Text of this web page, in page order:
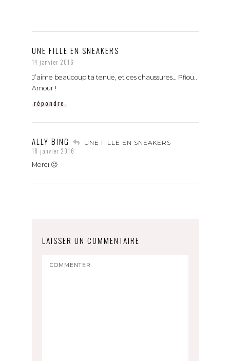
UNE FILLE EN SNEAKERS
14 janvier 2016
J’aime beaucoup ta tenue, et ces chaussures… Pfiou..
Amour !
répondre
ALLY BING UNE FILLE EN SNEAKERS
18 janvier 2016
Merci 🙂
LAISSER UN COMMENTAIRE